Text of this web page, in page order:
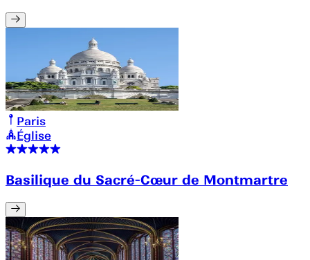
Paris
Église
Basilique du Sacré-Cœur de Montmartre